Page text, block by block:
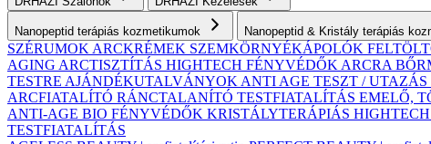
Nanopeptid terápiás kozmetikumok Nanopeptid & Kristály terápiás
SZÉRUMOK ARCKRÉMEK SZEMKÖRNYÉKÁPOLÓK
AGING ARCTISZTÍTÁS HIGHTECH FÉNYVÉDŐK ARCRA
TESTRE AJÁNDÉKUTALVÁNYOK ANTI AGE TESZT /
ARCFIATALÍTÓ RÁNCTALANÍTÓ TESTFIATALÍTÁS EMELŐ,
ANTI-AGE BIO FÉNYVÉDŐK KRISTÁLYTERÁPIÁS
TESTFIATALÍTÁS